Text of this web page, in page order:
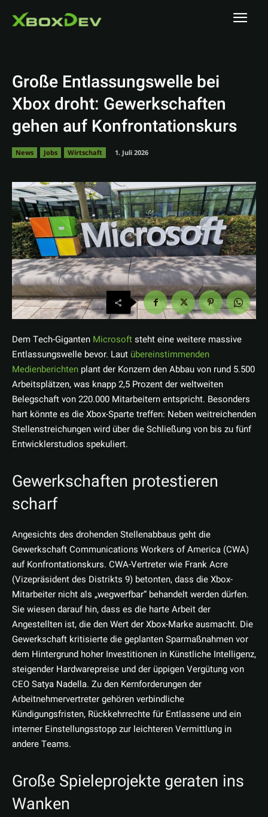
Große Entlassungswelle bei
Xbox droht: Gewerkschaften
gehen auf Konfrontationskurs
News Jobs Wirtschaft 1. Juli 2026
Dem Tech-Giganten Microsoftsteht eine weitere massive
Entlassungswelle bevor. Laut übereinstimmenden
Medienberichten plant der Konzern den Abbau von rund 5.500
Arbeitsplätzen, was knapp 2,5 Prozent der weltweiten
Belegschaft von 220.000 Mitarbeitern entspricht. Besonders
hart könnte es die Xbox-Sparte treffen: Neben weitreichenden
Stellenstreichungen wird über die Schließung von bis zu fünf
Entwicklerstudios spekuliert.
Gewerkschaften protestieren
scharf
Angesichts des drohenden Stellenabbaus geht die
Gewerkschaft Communications Workers of America (CWA)
auf Konfrontationskurs. CWA-Vertreter wie Frank Acre
(Vizepräsident des Distrikts 9) betonten, dass die Xbox-
Mitarbeiter nicht als „wegwerfbar“ behandelt werden dürfen.
Sie wiesen darauf hin, dass es die harte Arbeit der
Angestellten ist, die den Wert der Xbox-Marke ausmacht. Die
Gewerkschaft kritisierte die geplanten Sparmaßnahmen vor
dem Hintergrund hoher Investitionen in Künstliche Intelligenz,
steigender Hardwarepreise und der üppigen Vergütung von
CEO Satya Nadella. Zu den Kernforderungen der
Arbeitnehmervertreter gehören verbindliche
Kündigungsfristen, Rückkehrrechte für Entlassene und ein
interner Einstellungsstopp zur leichteren Vermittlung in
andere Teams.
Große Spieleprojekte geraten ins
Wanken